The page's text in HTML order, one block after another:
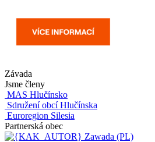
Závada
Jsme členy
MAS Hlučínsko
Sdružení obcí Hlučínska
Euroregion Silesia
Partnerská obec
Zawada (PL)